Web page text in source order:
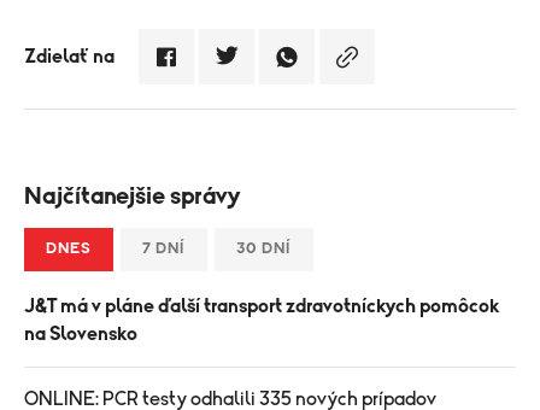
Zdielať na
Najčítanejšie správy
DNES 7 DNÍ 30 DNÍ
J&T má v pláne ďalší transport zdravotníckych pomôcok
na Slovensko
ONLINE: PCR testy odhalili 335 nových prípadov